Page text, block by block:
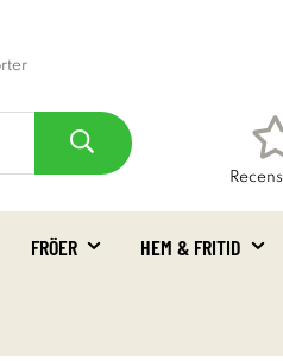
FRÖER HEM & FRITID